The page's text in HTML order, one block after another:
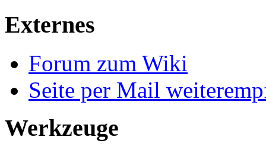
Externes
Forum zum Wiki
Seite per Mail
Werkzeuge